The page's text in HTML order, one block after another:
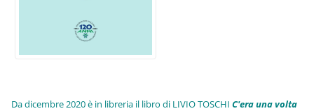
Da dicembre 2020 è in libreria il libro di LIVIO TOSCHIC'era una volta